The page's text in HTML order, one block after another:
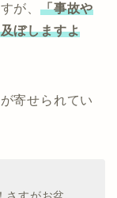
が、 「事故や
ぼしますよ
寄せられてい